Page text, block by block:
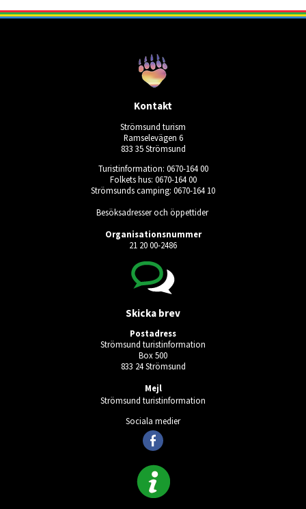
Kontakt
Strömsund turism
Ramselevägen 6
833 35 Strömsund
Turistinformation: 0670-164 00
Folkets hus: 0670-164 00
Strömsunds camping: 0670-164 10
Besöksadresser och öppettider
Organisationsnummer
21 20 00-2486
Skicka brev
Postadress
Strömsund turistinformation
Box 500
833 24 Strömsund
Mejl
Strömsund turistinformation
Sociala medier